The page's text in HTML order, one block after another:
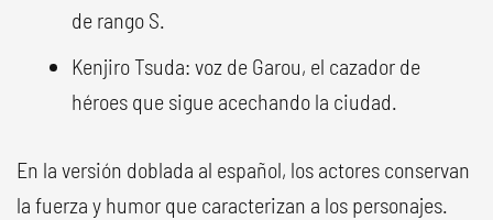
de rango S.
Kenjiro Tsuda: voz de Garou, el cazador de
héroes que sigue acechando la ciudad.
En la versión doblada al español, los actores conservan
la fuerza y humor que caracterizan a los personajes.